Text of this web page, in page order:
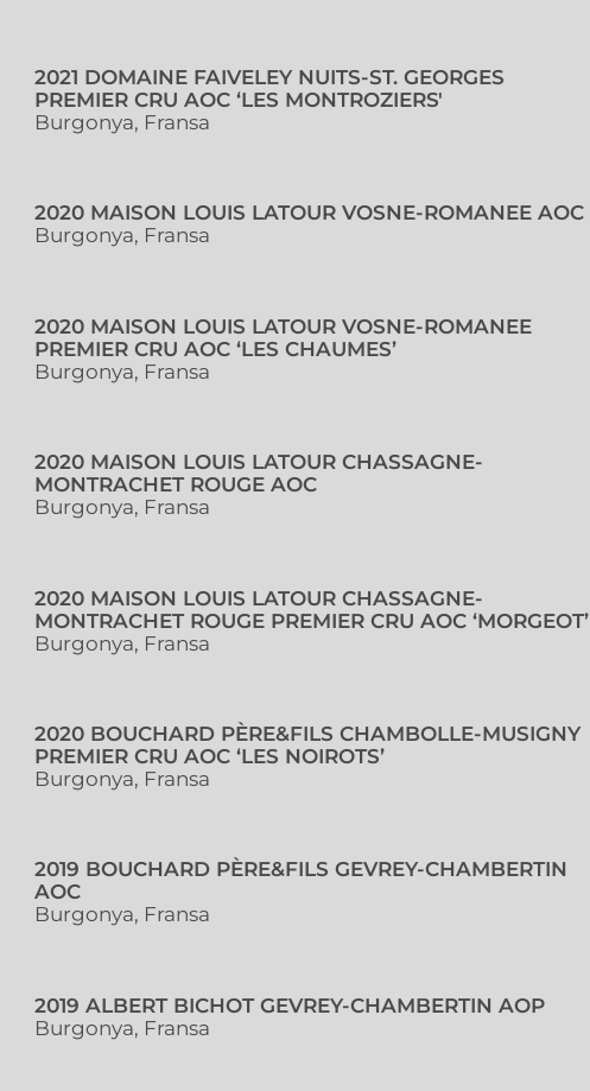
2021 DOMAINE FAIVELEY NUITS-ST. GEORGES
PREMIER CRU AOC ‘LES MONTROZIERS'
Burgonya, Fransa
2020 MAISON LOUIS LATOUR VOSNE-ROMANEE AOC
Burgonya, Fransa
2020 MAISON LOUIS LATOUR VOSNE-ROMANEE
PREMIER CRU AOC ‘LES CHAUMES’
Burgonya, Fransa
2020 MAISON LOUIS LATOUR CHASSAGNE-
MONTRACHET ROUGE AOC
Burgonya, Fransa
2020 MAISON LOUIS LATOUR CHASSAGNE-
MONTRACHET ROUGE PREMIER CRU AOC ‘MORGEOT’
Burgonya, Fransa
2020 BOUCHARD PÈRE&FILS CHAMBOLLE-MUSIGNY
PREMIER CRU AOC ‘LES NOIROTS’
Burgonya, Fransa
2019 BOUCHARD PÈRE&FILS GEVREY-CHAMBERTIN
AOC
Burgonya, Fransa
2019 ALBERT BICHOT GEVREY-CHAMBERTIN AOP
Burgonya, Fransa